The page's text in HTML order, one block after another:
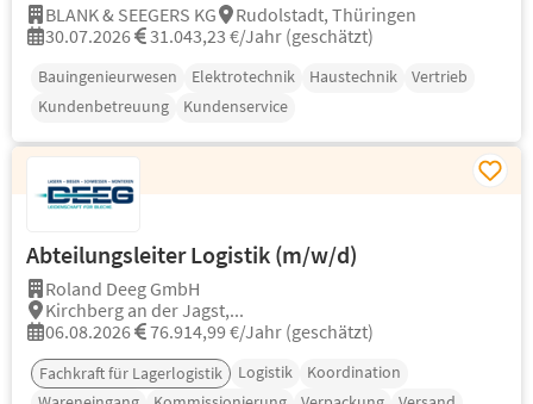
BLANK & SEEGERS KG
Rudolstadt, Thüringen
30.07.2026
31.043,23 €/Jahr (geschätzt)
Bauingenieurwesen Elektrotechnik Haustechnik
Vertrieb
Kundenbetreuung
Kundenservice
Abteilungsleiter Logistik (m/w/d)
Roland Deeg GmbH
Kirchberg an der Jagst,...
06.08.2026
76.914,99 €/Jahr (geschätzt)
Fachkraft für Lagerlogistik Logistik
Koordination